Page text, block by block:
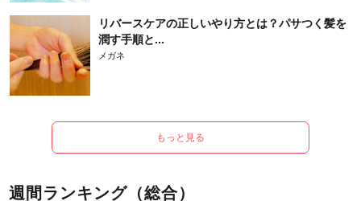
リバースケアの正しいやり方とは？パサつく髪を
潤す手順と...
メガネ
もっと見る
週間ランキング（総合）